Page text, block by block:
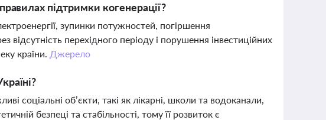
підтримки когенерації?
зупинки потужностей, погіршення
відсутність перехідного періоду і порушення інвестиційних
країни. Джерело
соціальні об’єкти, такі як лікарні, школи та водоканали,
безпеці та стабільності, тому її розвиток є